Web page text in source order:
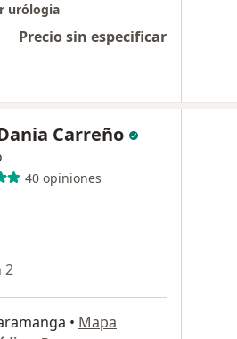
urólogia
Precio sin especificar
Carreño
40 opiniones
2
• Mapa